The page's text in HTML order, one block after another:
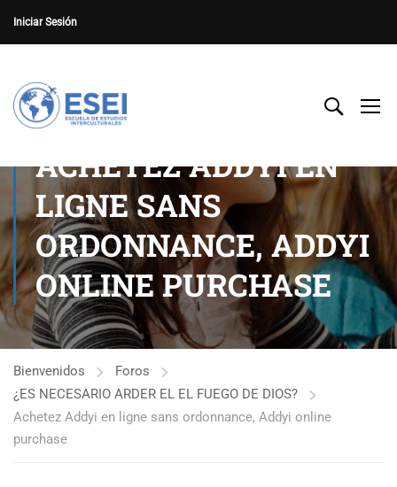
Iniciar Sesión
ACHETEZ ADDYI EN
LIGNE SANS
ORDONNANCE, ADDYI
ONLINE PURCHASE
Bienvenidos
Foros
¿ES NECESARIO ARDER EL EL FUEGO DE DIOS?
Achetez Addyi en ligne sans ordonnance, Addyi online
purchase